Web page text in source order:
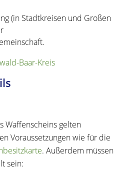
(in Stadtkreisen und Großen
Baar-Kreis
Waffenscheins gelten
Voraussetzungen wie für die
. Außerdem müssen
sein: